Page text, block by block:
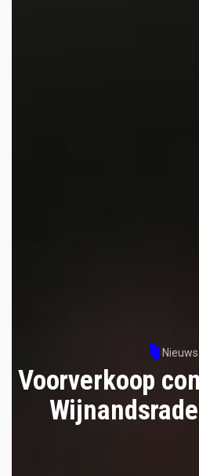
Nieuws
Voorverkoop